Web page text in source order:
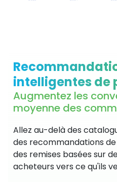
intelligentes de
Augmentez les
moyenne des
Allez au-delà des
des recommandations
des remises basées sur
acheteurs vers ce qu'ils